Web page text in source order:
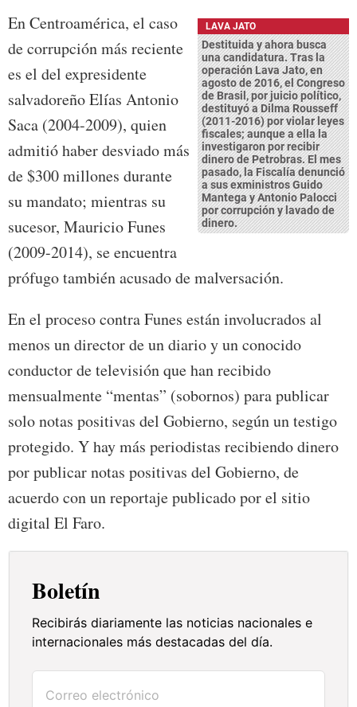
LAVA JATO
Destituida y ahora busca
una candidatura. Tras la
operación Lava Jato, en
agosto de 2016, el Congreso
de Brasil, por juicio político,
destituyó a Dilma Rousseff
(2011-2016) por violar leyes
fiscales; aunque a ella la
investigaron por recibir
dinero de Petrobras. El mes
pasado, la Fiscalía denunció
a sus exministros Guido
Mantega y Antonio Palocci
por corrupción y lavado de
dinero.
En Centroamérica, el caso
de corrupción más reciente
es el del expresidente
salvadoreño Elías Antonio
Saca (2004-2009), quien
admitió haber desviado más
de $300 millones durante
su mandato; mientras su
sucesor, Mauricio Funes
(2009-2014), se encuentra
prófugo también acusado de malversación.
En el proceso contra Funes están involucrados al
menos un director de un diario y un conocido
conductor de televisión que han recibido
mensualmente “mentas” (sobornos) para publicar
solo notas positivas del Gobierno, según un testigo
protegido. Y hay más periodistas recibiendo dinero
por publicar notas positivas del Gobierno, de
acuerdo con un reportaje publicado por el sitio
digital El Faro.
Boletín
Recibirás diariamente las noticias nacionales e
internacionales más destacadas del día.